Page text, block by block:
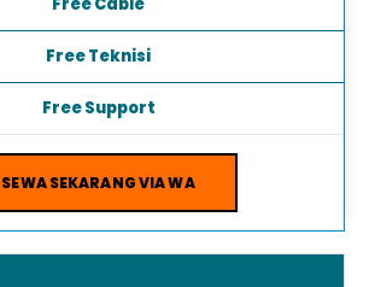
Free Cable
Free Teknisi
Free Support
SEWA SEKARANG VIA WA